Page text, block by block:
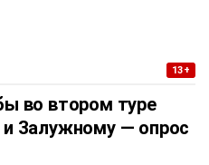
13+
во втором туре
Залужному — опрос